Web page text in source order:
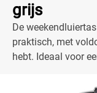
grijs
De
praktisch, met
hebt. Ideaal voor